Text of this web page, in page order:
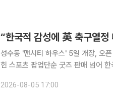
성수동 '맨시티 하우스' 5일 개장, 오
힌 스포츠 팝업단순 굿즈 판매 넘어 한국 맞춤형 브
한을 기념해 특별한 공간을 마련했다.
2026-08-05 17:00